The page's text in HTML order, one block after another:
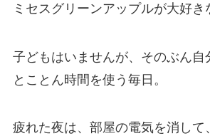
ミセスグリーンアップルが大好き
子どもはいませんが、そのぶん自
とことん時間を使う毎日。
疲れた夜は、部屋の電気を消して